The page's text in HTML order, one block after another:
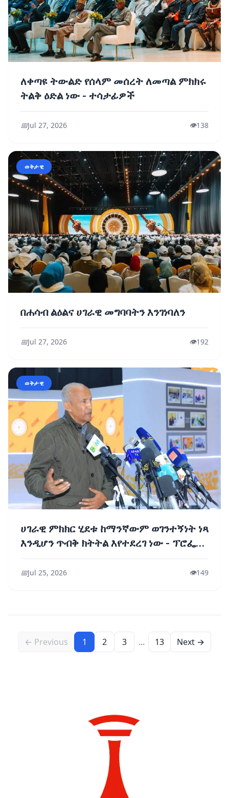
ለቀጣዩ ትውልድ የሰላም መሰረት ለመጣል ምክክሩ
ትልቅ ዕድል ነው - ተሳታፊዎች
📅Jul 27, 2026 👁️138
ወቅታዊ
በሐሳብ ልዕልና ሀገራዊ መግባባትን እንገነባለን
📅Jul 27, 2026 👁️192
ወቅታዊ
ሀገራዊ ምክክር ሂደቱ ከማንኛውም ወገንተኝነት ነጻ
እንዲሆን ጥብቅ ክትትል እየተደረገ ነው - ፕሮፌሰር
መስፍን አርዓያ
📅Jul 25, 2026 👁️149
← Previous 1 2 3 ... 13 Next →